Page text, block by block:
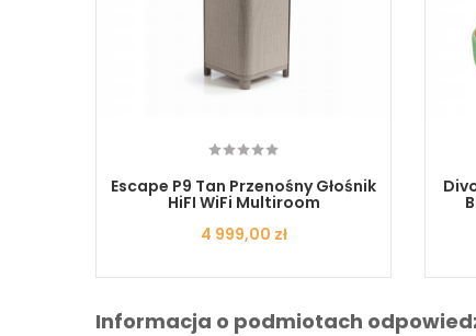
Escape P9 Tan Przenośny Głośnik
HiFI WiFi Multiroom
Cena
4 999,00 zł
Informacja o podmiotach